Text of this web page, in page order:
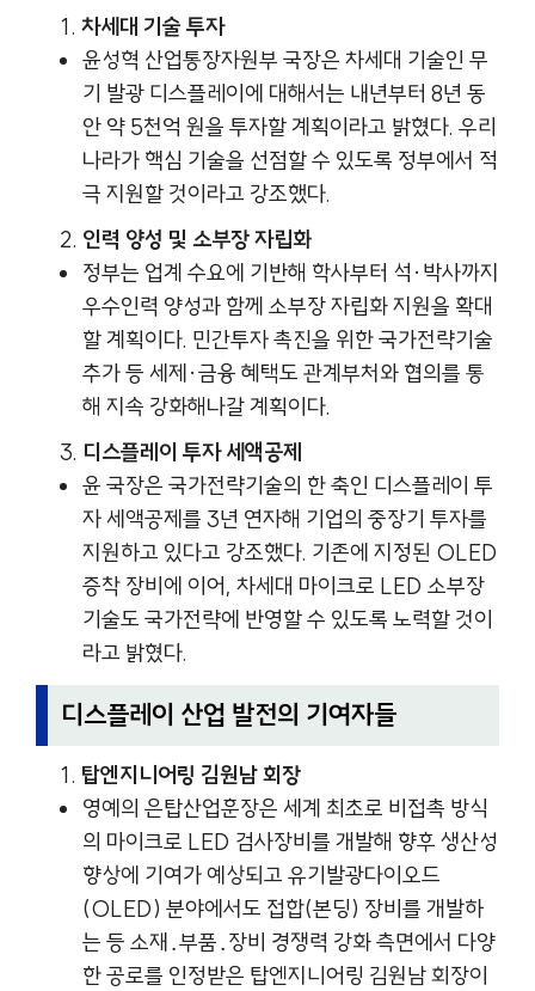
차세대 기술 투자
윤성혁 산업통장자원부 국장은 차세대 기술인 무
기 발광 디스플레이에 대해서는 내년부터 8년 동
안 약 5천억 원을 투자할 계획이라고 밝혔다. 우리
나라가 핵심 기술을 선점할 수 있도록 정부에서 적
극 지원할 것이라고 강조했다.
인력 양성 및 소부장 자립화
정부는 업계 수요에 기반해 학사부터 석·박사까지
우수인력 양성과 함께 소부장 자립화 지원을 확대
할 계획이다. 민간투자 촉진을 위한 국가전략기술
추가 등 세제·금융 혜택도 관계부처와 협의를 통
해 지속 강화해나갈 계획이다.
디스플레이 투자 세액공제
윤 국장은 국가전략기술의 한 축인 디스플레이 투
자 세액공제를 3년 연자해 기업의 중장기 투자를
지원하고 있다고 강조했다. 기존에 지정된 OLED
증착 장비에 이어, 차세대 마이크로 LED 소부장
기술도 국가전략에 반영할 수 있도록 노력할 것이
라고 밝혔다.
디스플레이 산업 발전의 기여자들
탑엔지니어링 김원남 회장
영예의 은탑산업훈장은 세계 최초로 비접촉 방식
의 마이크로 LED 검사장비를 개발해 향후 생산성
향상에 기여가 예상되고 유기발광다이오드
(OLED) 분야에서도 접합(본딩) 장비를 개발하
는 등 소재․부품․장비 경쟁력 강화 측면에서 다양
한 공로를 인정받은 탑엔지니어링 김원남 회장이